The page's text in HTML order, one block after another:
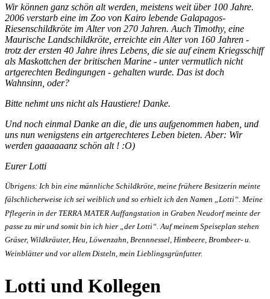
Wir können ganz schön alt werden, meistens weit über 100 Jahre.
2006 verstarb eine im Zoo von Kairo lebende Galapagos-
Riesenschildkröte im Alter von 270 Jahren. Auch Timothy, eine
Maurische Landschildkröte, erreichte ein Alter von 160 Jahren -
trotz der ersten 40 Jahre ihres Lebens, die sie auf einem Kriegsschiff
als Maskottchen der britischen Marine - unter vermutlich nicht
artgerechten Bedingungen - gehalten wurde. Das ist doch
Wahnsinn, oder?
Bitte nehmt uns nicht als Haustiere! Danke.
Und noch einmal Danke an die, die uns aufgenommen haben, und
uns nun wenigstens ein artgerechteres Leben bieten. Aber: Wir
werden gaaaaaanz schön alt ! :O)
Eurer Lotti
Übrigens: Ich bin eine männliche Schildkröte, meine frühere Besitzerin meinte
fälschlicherweise ich sei weiblich und so erhielt ich den Namen „Lotti“. Meine
Pflegerin in der TERRA MATER Auffangstation in Graben Neudorf meinte der
passe zu mir und somit bin ich hier „der Lotti“. Auf meinem Speiseplan stehen
Gräser, Wildkräuter, Heu, Löwenzahn, Brennnessel, Himbeere, Brombeer- u.
Weinblätter und vor allem Disteln, mein Lieblingsgrünfutter.
Lotti und Kollegen